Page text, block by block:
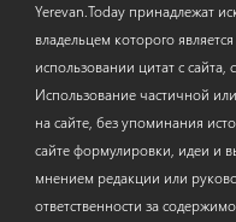
Yerevan.Today принадлежат
владельцем которого
использовании цитат с сайта,
Использование частичной
на сайте, без упоминания
сайте формулировки, идеи и
мнением редакции или
ответственности за